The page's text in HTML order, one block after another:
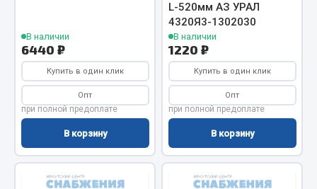
Показать ещё
Весь раздел
Соединительные элементы
Camozzi
Адаптеры и переходники
В наличии
6440 ₽
Купить в один клик
Опт
при полной предоплате
В корзину
L-520мм АЗ УРАЛ
4320Я3-1302030
В наличии
1220 ₽
Купить в один клик
Опт
при полной предоплате
В корзину